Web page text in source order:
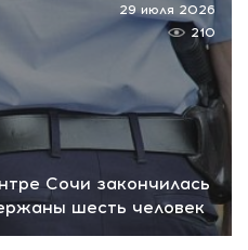
Сочи закончилась
шесть человек
29 июля 2026
210